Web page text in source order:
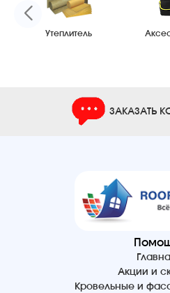
Утеплитель
ЗАКАЗАТЬ
Акции и
Кровельные и